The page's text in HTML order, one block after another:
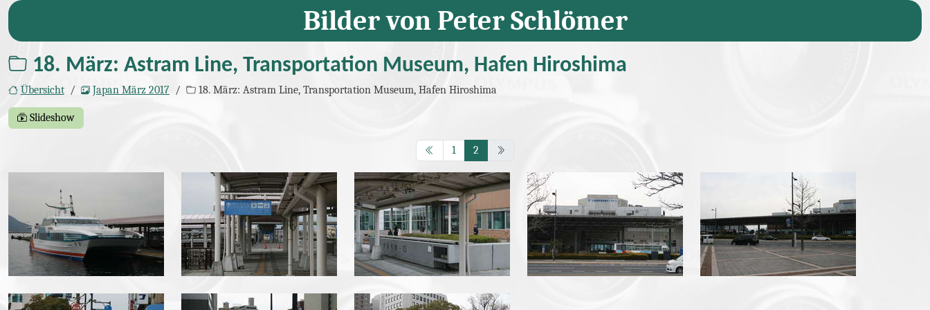
Bilder von Peter Schlömer
18. März: Astram Line, Transportation Museum, Hafen Hiroshima
Übersicht Japan März 2017 18. März: Astram Line, Transportation Museum, Hafen Hiroshima
Slideshow
Seite
1 Seite
2(aktuelle Seite)
img_7712.jpg img_7714.jpg img_7715.jpg img_7716.jpg
img_7719.jpg img_7720.jpg img_7721.jpg